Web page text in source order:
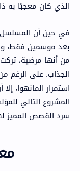
الذي كان معجبًا به
في حين أن المسلسل
من أنها مرضية،
الجذاب. على الرغم
استمرار المانهوا،
المشروع التالي
سرد القصص المميز